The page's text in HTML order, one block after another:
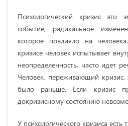
Психологический кризис это
событие, радикальное
которое повлияло на
кризисе человек испытывает
неопределенность, часто идет
Человек, переживающий кризис,
было раньше. Если кризис
докризисному состоянию
У психологического кризиса есть